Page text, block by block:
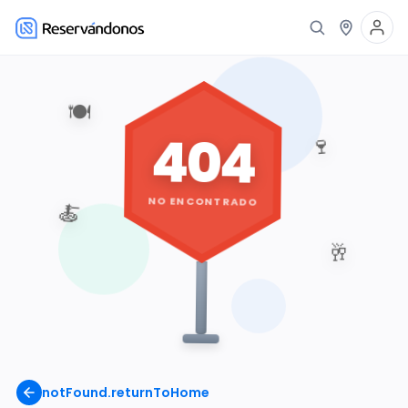
notFound.returnToHome
🍽️
🍷
🥂
🍝
404
NO ENCONTRADO